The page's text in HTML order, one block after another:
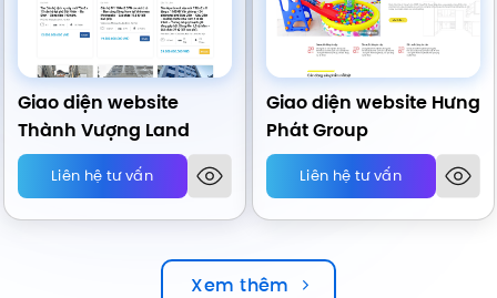
Giao diện website
Thành Vượng Land
Liên hệ tư vấn
Giao diện website Hưng
Phát Group
Liên hệ tư vấn
Xem thêm